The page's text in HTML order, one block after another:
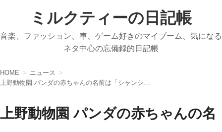
ミルクティーの日記帳
音楽、ファッション、車、ゲーム好きのマイブーム、気になる
ネタ中心の忘備録的日記帳
HOME
ニュース
上野動物園 パンダの赤ちゃんの名